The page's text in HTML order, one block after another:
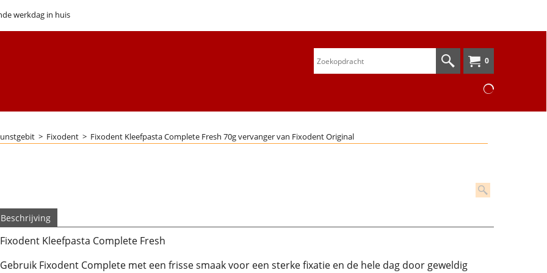
werkdag in huis
0
> Fixodent > Fixodent Kleefpasta Complete Fresh 70g vervanger van Fixodent Original
Beschrijving
Fixodent Kleefpasta Complete Fresh
Gebruik Fixodent Complete met een frisse smaak voor een sterke fixatie en de hele dag door geweldig